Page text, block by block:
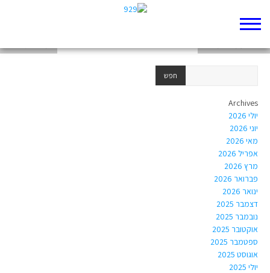
Archives
יולי 2026
יוני 2026
מאי 2026
אפריל 2026
מרץ 2026
פברואר 2026
ינואר 2026
דצמבר 2025
נובמבר 2025
אוקטובר 2025
ספטמבר 2025
אוגוסט 2025
יולי 2025